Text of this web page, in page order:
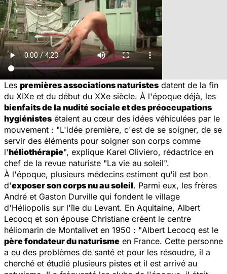
Les premières associations naturistes datent de la fin
du XIXe et du début du XXe siècle. À l'époque déjà, les
bienfaits de la nudité sociale et des préoccupations
hygiénistes étaient au cœur des idées véhiculées par le
mouvement : "L'idée première, c'est de se soigner, de se
servir des éléments pour soigner son corps comme
l'héliothérapie", explique Karel Oliviero, rédactrice en
chef de la revue naturiste "La vie au soleil".
À l'époque, plusieurs médecins estiment qu'il est bon
d'exposer son corps nu au soleil. Parmi eux, les frères
André et Gaston Durville qui fondent le village
d'Héliopolis sur l'île du Levant. En Aquitaine, Albert
Lecocq et son épouse Christiane créent le centre
héliomarin de Montalivet en 1950 : "Albert Lecocq est le
père fondateur du naturisme en France. Cette personne
a eu des problèmes de santé et pour les résoudre, il a
cherché et étudié plusieurs pistes et il est arrivé au